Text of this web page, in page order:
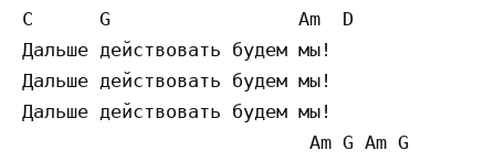
C      G                 Am  D
Дальше действовать будем мы!
Дальше действовать будем мы!
Дальше действовать будем мы!
                          Am G Am G